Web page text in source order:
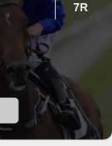
7R